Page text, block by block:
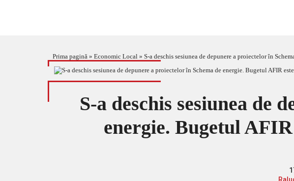
Prima pagină » Economic Local » S-a deschis sesiunea de depunere a proiectelor în
S-a deschis sesiunea de
energie. Bugetul